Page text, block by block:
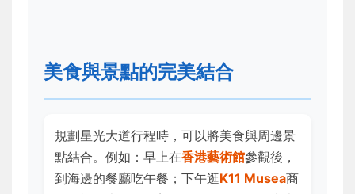
美食與景點的完美結合
規劃星光大道行程時，可以將美食與周邊景
點結合。例如：早上在香港藝術館參觀後，
到海邊的餐廳吃午餐；下午逛K11 Musea商